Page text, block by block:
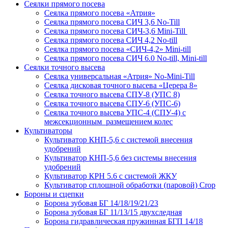
Сеялки прямого посева
Сеялка прямого посева «Атрия»
Сеялка прямого посева СИЧ 3,6 No-Till
Сеялка прямого посева СИЧ-3,6 Mini-Till
Сеялка прямого посева СИЧ 4,2 No-till
Сеялка прямого посева «СИЧ-4,2» Mini-till
Сеялка прямого посева СИЧ 6.0 No-till, Mini-till
Сеялки точного высева
Сеялка универсальная «Атрия» No-Mini-Till
Сеялка дисковая точного высева «Церера 8»
Сеялка точного высева СПУ-8 (УПС 8)
Сеялка точного высева СПУ-6 (УПС-6)
Сеялка точного высева УПС-4 (СПУ-4) с
межсекционным размещением колес
Культиваторы
Культиватор КНП-5,6 с системой внесения
удобрений
Культиватор КНП-5,6 без системы внесения
удобрений
Культиватор КРН 5.6 с системой ЖКУ
Культиватор сплошной обработки (паровой) Crop
Бороны и сцепки
Борона зубовая БГ 14/18/19/21/23
Борона зубовая БГ 11/13/15 двухследная
Борона гидравлическая пружинная БГП 14/18